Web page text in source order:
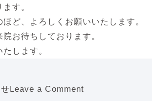
す。
ど、よろしくお願いいたします。
お待ちしております。
します。
Leave a Commento